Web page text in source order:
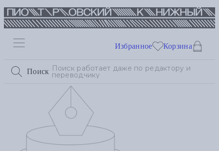
Поиск
Избранное Корзина